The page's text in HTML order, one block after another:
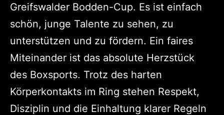
Greifswalder Bodden-Cup. Es ist einfach
schön, junge Talente zu sehen, zu
unterstützen und zu fördern. Ein faires
Miteinander ist das absolute Herzstück
des Boxsports. Trotz des harten
Körperkontakts im Ring stehen Respekt,
Disziplin und die Einhaltung klarer Regeln